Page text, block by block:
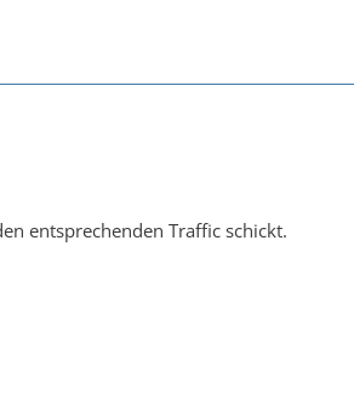
entsprechenden Traffic schickt.